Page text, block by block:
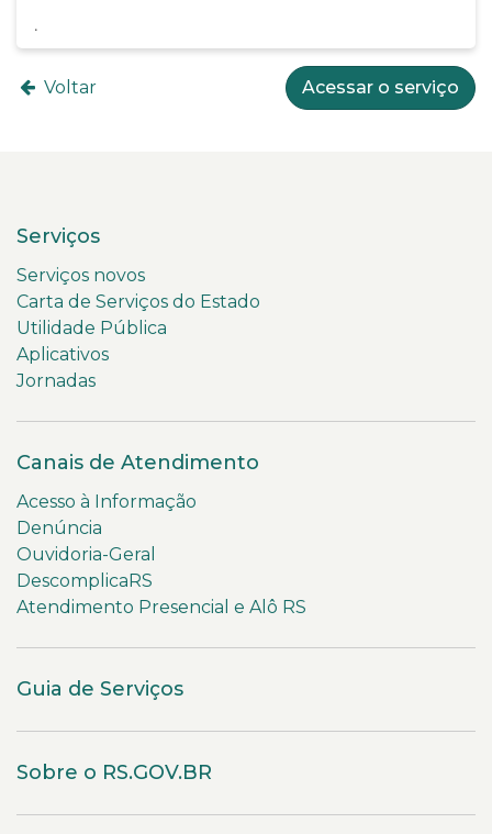
Voltar Acessar o serviço
Serviços
Serviços novos
Carta de Serviços do Estado
Utilidade Pública
Aplicativos
Jornadas
Canais de Atendimento
Acesso à Informação
Denúncia
Ouvidoria-Geral
DescomplicaRS
Atendimento Presencial e Alô RS
Guia de Serviços
Sobre o RS.GOV.BR